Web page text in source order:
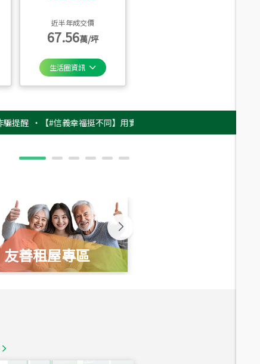
近半年成交價
67.56萬/坪
生活圈資訊
‧【#信義幸福挺不同】用實力，讓升職免抽號碼牌！最新雇主品牌
友善租屋專區